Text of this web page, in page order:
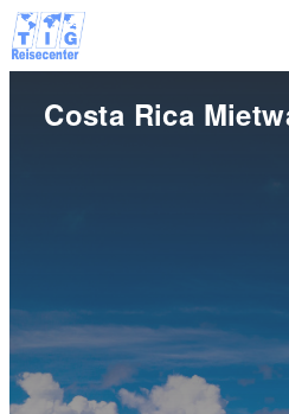
Costa Rica